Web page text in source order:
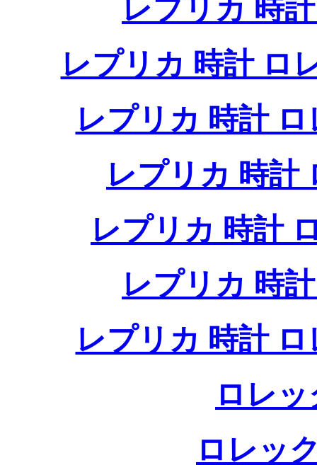
レプリカ 時
レプリカ 時計 ロ
レプリカ 時計
レプリカ 時計
レプリカ 時計
レプリカ 時
レプリカ 時計
ロレ
ロレッ